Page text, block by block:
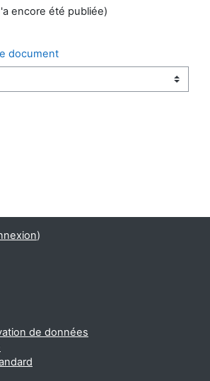
encore été publiée)
document
)
de données